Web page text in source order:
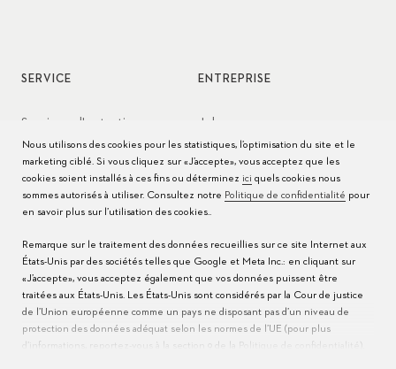
SERVICE
Services d'entretien
Conseils d’entretien
Modes d'emploi
Centres de service
ENTREPRISE
Jobs
Presse
Contact
Nous utilisons des cookies pour les statistiques, l’optimisation du site et le
marketing ciblé. Si vous cliquez sur «J’accepte», vous acceptez que les
cookies soient installés à ces fins ou déterminez ici quels cookies nous
sommes autorisés à utiliser. Consultez notre Politique de confidentialité pour
en savoir plus sur l’utilisation des cookies..
Remarque sur le traitement des données recueillies sur ce site Internet aux
États-Unis par des sociétés telles que Google et Meta Inc.: en cliquant sur
«J’accepte», vous acceptez également que vos données puissent être
traitées aux États-Unis. Les États-Unis sont considérés par la Cour de justice
de l’Union européenne comme un pays ne disposant pas d’un niveau de
protection des données adéquat selon les normes de l’UE (pour plus
d’informations, reportez-vous à la section 9 de la